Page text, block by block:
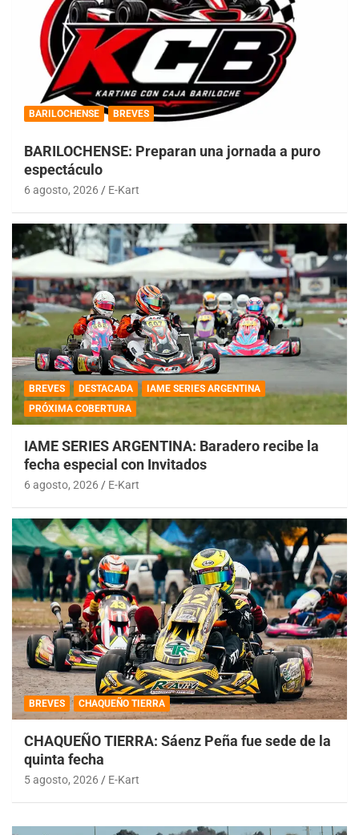
BARILOCHENSE BREVES
BARILOCHENSE: Preparan una jornada a puro
espectáculo
6 agosto, 2026 E-Kart
BREVES DESTACADA
IAME SERIES ARGENTINA
PRÓXIMA COBERTURA
IAME SERIES ARGENTINA: Baradero recibe la
fecha especial con Invitados
6 agosto, 2026 E-Kart
BREVES CHAQUEÑO TIERRA
CHAQUEÑO TIERRA: Sáenz Peña fue sede de la
quinta fecha
5 agosto, 2026 E-Kart